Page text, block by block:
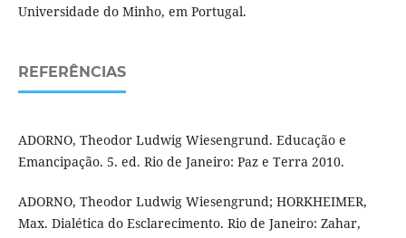
Universidade do Minho, em Portugal.
REFERÊNCIAS
ADORNO, Theodor Ludwig Wiesengrund. Educação e
Emancipação. 5. ed. Rio de Janeiro: Paz e Terra 2010.
ADORNO, Theodor Ludwig Wiesengrund; HORKHEIMER,
Max. Dialética do Esclarecimento. Rio de Janeiro: Zahar,